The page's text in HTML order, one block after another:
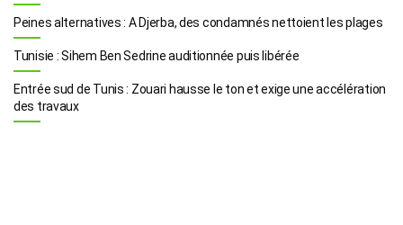
Peines alternatives : A Djerba, des condamnés nettoient les plages
Tunisie : Sihem Ben Sedrine auditionnée puis libérée
Entrée sud de Tunis : Zouari hausse le ton et exige une accélération
des travaux